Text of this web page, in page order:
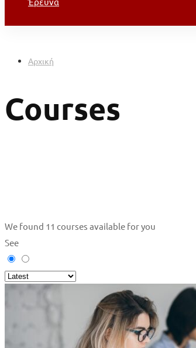
Αρχική
Courses
We found 11 courses available for you
See